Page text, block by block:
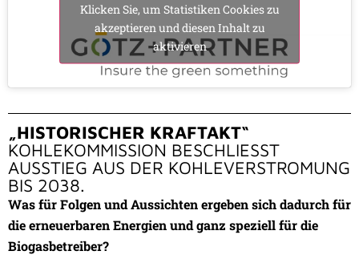
Klicken Sie, um Statistiken Cookies zu
akzeptieren und diesen Inhalt zu
aktivieren
„HISTORISCHER KRAFTAKT“
KOHLEKOMMISSION BESCHLIESST
AUSSTIEG AUS DER KOHLEVERSTROMUNG
BIS 2038.
Was für Folgen und Aussichten ergeben sich dadurch für
die erneuerbaren Energien und ganz speziell für die
Biogasbetreiber?